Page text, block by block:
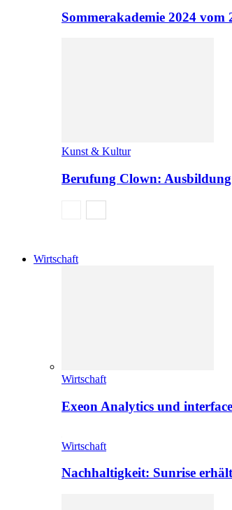
Sommerakademie 2024 vom
Kunst & Kultur
Berufung Clown:
Wirtschaft
Wirtschaft
Exeon Analytics und
Wirtschaft
Nachhaltigkeit: Sunrise